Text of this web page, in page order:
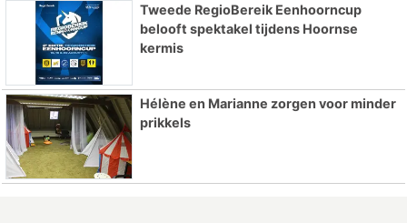
Tweede RegioBereik Eenhoorncup
belooft spektakel tijdens Hoornse
kermis
Hélène en Marianne zorgen voor minder
prikkels